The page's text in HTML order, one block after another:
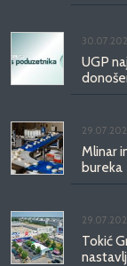
UGP
Mlinar
bureka
Tokić